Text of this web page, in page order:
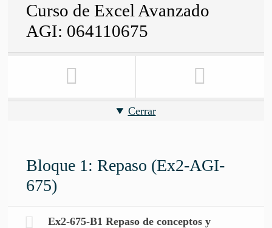
Curso de Excel Avanzado
AGI: 064110675
Cerrar
Bloque 1: Repaso (Ex2-AGI-
675)
Ex2-675-B1 Repaso de conceptos y